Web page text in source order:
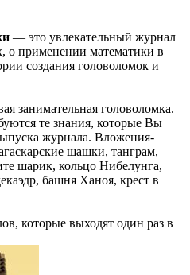
— это увлекательный журнал
о применении математики в
создания головоломок и
занимательная головоломка.
те знания, которые Вы
журнала. Вложения-
шашки, танграм,
шарик, кольцо Нибелунга,
башня Ханоя, крест в
которые выходят один раз в